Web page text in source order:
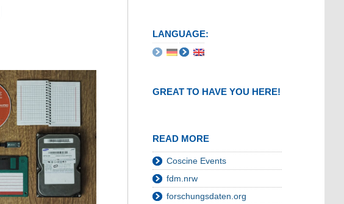
LANGUAGE:
GREAT TO HAVE YOU HERE!
READ MORE
Coscine Events
fdm.nrw
forschungsdaten.org